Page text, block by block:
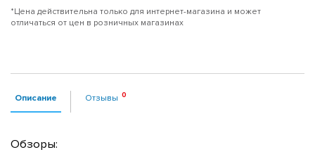
*Цена действительна только для интернет-магазина и может
отличаться от цен в розничных магазинах
Описание Отзывы
Обзоры: